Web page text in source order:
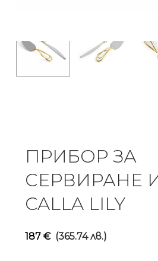
ПРИБОР ЗА
СЕРВИРАНЕ
CALLA LILY
187 € (365.74 лв.)